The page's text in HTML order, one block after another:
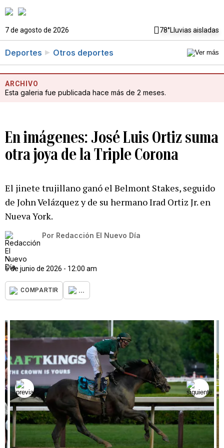
7 de agosto de 2026 78°Lluvias aisladas
Deportes Otros deportes
ARCHIVO
Esta galeria fue publicada hace más de 2 meses.
En imágenes: José Luis Ortiz suma
otra joya de la Triple Corona
El jinete trujillano ganó el Belmont Stakes, seguido
de John Velázquez y de su hermano Irad Ortiz Jr. en
Nueva York.
Por Redacción El Nuevo Día
6 de junio de 2026 - 12:00 am
COMPARTIR ...